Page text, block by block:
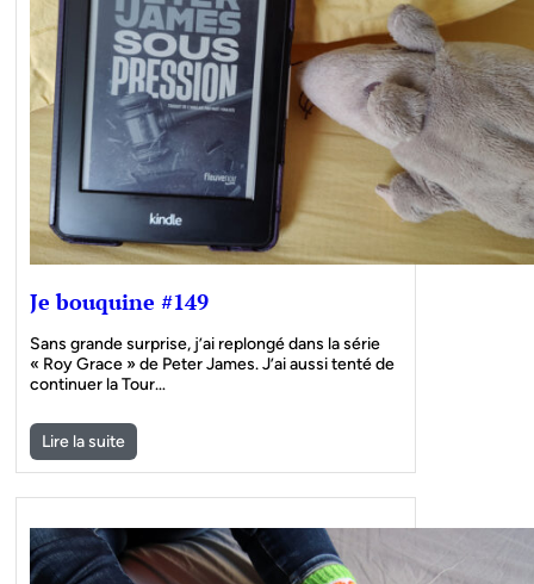
Je bouquine #149
Sans grande surprise, j’ai replongé dans la série
« Roy Grace » de Peter James. J’ai aussi tenté de
continuer la Tour…
Lire la suite